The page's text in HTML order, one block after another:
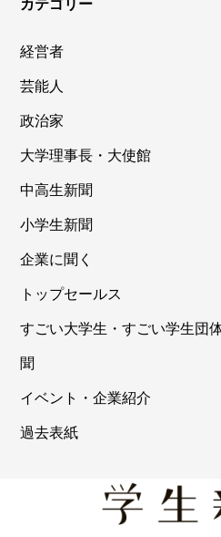
カテゴリー
経営者
芸能人
政治家
大学理事長・大使館
中高生新聞
小学生新聞
企業に聞く
トップセールス
すごい大学生・すごい学生団
聞
イベント・企業紹介
過去表紙